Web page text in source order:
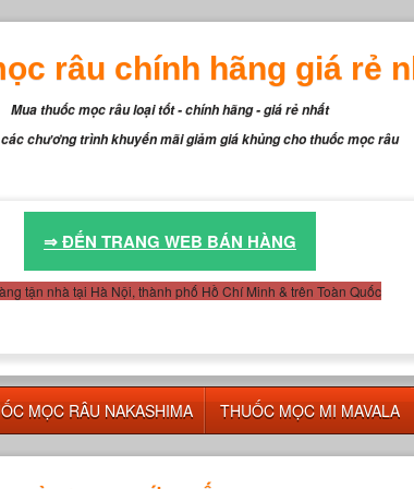
râu chính hãng giá rẻ
Mua thuốc mọc râu loại tốt - chính hãng - giá rẻ nhất
chương trình khuyến mãi giảm giá khủng cho thuốc mọc râu
⇒ ĐẾN TRANG WEB BÁN HÀNG
tận nhà tại Hà Nội, thành phố Hồ Chí Minh & trên Toàn Quốc
MỌC RÂU NAKASHIMA THUỐC MỌC MI MAVALA